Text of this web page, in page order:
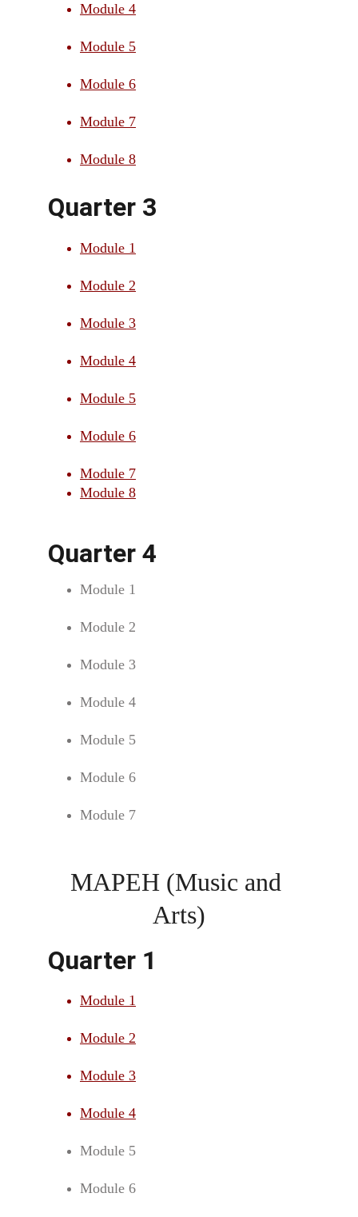
Quarter 3
Quarter 4
Module 4
Module 5
Module 6
Module 7
Module 8
Module 1
Module 2
Module 3
Module 4
Module 5
Module 6
Module 7
Module 8
Module 1
Module 2
Module 3
Module 4
Module 5
Module 6
Module 7
MAPEH (Music and
Arts)
Quarter 1
Module 1
Module 2
Module 3
Module 4
Module 5
Module 6